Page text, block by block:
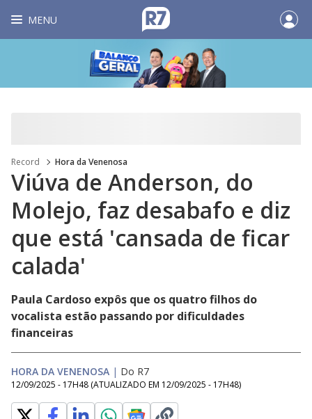
MENU
Record Hora da Venenosa
Viúva de Anderson, do
Molejo, faz desabafo e diz
que está 'cansada de ficar
calada'
Paula Cardoso expôs que os quatro filhos do
vocalista estão passando por dificuldades
financeiras
HORA DA VENENOSA | Do R7
12/09/2025 - 17H48 (ATUALIZADO EM 12/09/2025 - 17H48)